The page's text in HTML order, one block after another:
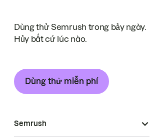
Dùng thử Semrush trong bảy ngày.
Hủy bất cứ lúc nào.
Dùng thử miễn phí
Semrush